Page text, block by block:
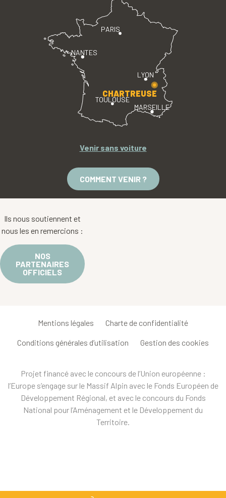
PARIS
LYON
TOULOUSE
MARSEILLE
NANTES
CHARTREUSE
Venir sans voiture
COMMENT VENIR ?
Ils nous soutiennent et
nous les en remercions :
NOS
PARTENAIRES
OFFICIELS
Mentions légales Charte de confidentialité
Conditions générales d’utilisation Gestion des cookies
Projet financé avec le concours de l’Union européenne :
l’Europe s’engage sur le Massif Alpin avec le Fonds Européen de
Développement Régional, et avec le concours du Fonds
National pour l’Aménagement et le Développement du
Territoire.